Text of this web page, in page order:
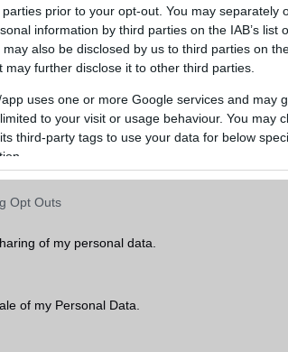
prior to your opt-out. You may separately
information by third parties on the IAB’s list
also be disclosed by us to third parties on
may further disclose it to other third parties.
uses one or more Google services and may
to your visit or usage behaviour. You may
third-party tags to use your data for below
Opt Outs
of my personal data.
of my Personal Data.